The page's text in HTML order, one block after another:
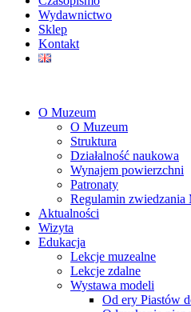
Wydawnictwo
Sklep
Kontakt
O Muzeum
O Muzeum
Struktura
Działalność naukowa
Wynajem powierzchni
Patronaty
Regulamin zwiedzania
Aktualności
Wizyta
Edukacja
Lekcje muzealne
Lekcje zdalne
Wystawa modeli
Od ery Piastów